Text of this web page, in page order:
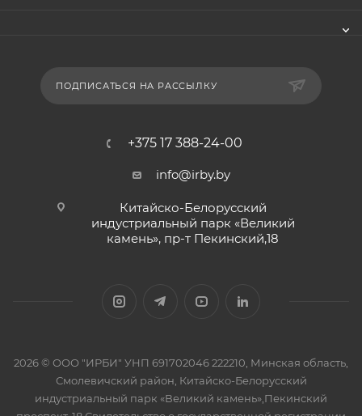
ПОДПИСАТЬСЯ НА РАССЫЛКУ
+375 17 388-24-00
info@irby.by
Китайско-Белорусский
индустриальный парк «Великий
камень», пр-т Пекинский,18
2026 © ООО "ИРБИ" УНП 691702046 222210, Минская область,
Смолевичский район, Китайско-Белорусский
индустриальный парк «Великий камень»,Пекинский